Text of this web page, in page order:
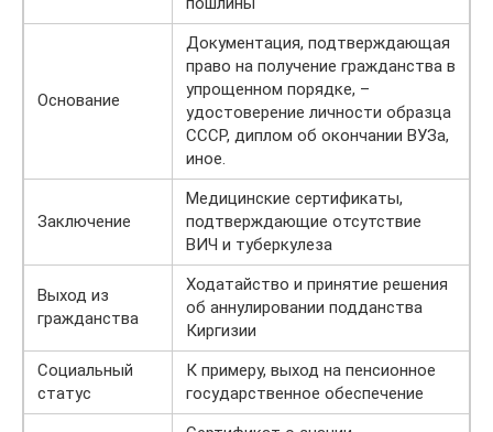
Основание
Документация, подтверждающая
право на получение гражданства в
упрощенном порядке, –
удостоверение личности образца
СССР, диплом об окончании ВУЗа,
иное.
Заключение
Медицинские сертификаты,
подтверждающие отсутствие
ВИЧ и туберкулеза
Выход из
гражданства
Ходатайство и принятие решения
об аннулировании подданства
Киргизии
Социальный
статус
К примеру, выход на пенсионное
государственное обеспечение